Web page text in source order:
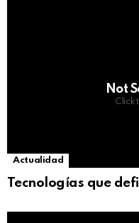
Not
Click
Actualidad
Tecnologías que